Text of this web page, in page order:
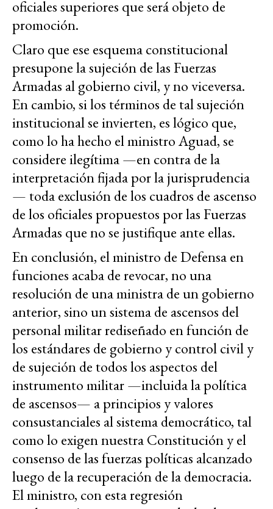
oficiales superiores que será objeto de
promoción.
Claro que ese esquema constitucional
presupone la sujeción de las Fuerzas
Armadas al gobierno civil, y no viceversa.
En cambio, si los términos de tal sujeción
institucional se invierten, es lógico que,
como lo ha hecho el ministro Aguad, se
considere ilegítima —en contra de la
interpretación fijada por la jurisprudencia
— toda exclusión de los cuadros de ascenso
de los oficiales propuestos por las Fuerzas
Armadas que no se justifique ante ellas.
En conclusión, el ministro de Defensa en
funciones acaba de revocar, no una
resolución de una ministra de un gobierno
anterior, sino un sistema de ascensos del
personal militar rediseñado en función de
los estándares de gobierno y control civil y
de sujeción de todos los aspectos del
instrumento militar —incluida la política
de ascensos— a principios y valores
consustanciales al sistema democrático, tal
como lo exigen nuestra Constitución y el
consenso de las fuerzas políticas alcanzado
luego de la recuperación de la democracia.
El ministro, con esta regresión